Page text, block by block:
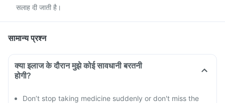
सलाह दी जाती है।
सामान्य प्रश्न
क्या इलाज के दौरान मुझे कोई सावधानी बरतनी
होगी?
Don’t stop taking medicine suddenly or don't miss the